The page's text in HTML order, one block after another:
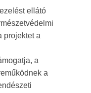
ellátó
projektet a
a
a